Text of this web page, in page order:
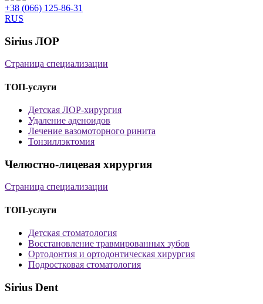
+38 (066) 125-86-31
RUS
Sirius ЛОР
Страница специализации
ТОП-услуги
Детская ЛОР-хирургия
Удаление аденоидов
Лечение вазомоторного ринита
Тонзиллэктомия
Челюстно-лицевая хирургия
Страница специализации
ТОП-услуги
Детская стоматология
Восстановление травмированных зубов
Ортодонтия и ортодонтическая хирургия
Подростковая стоматология
Sirius Dent